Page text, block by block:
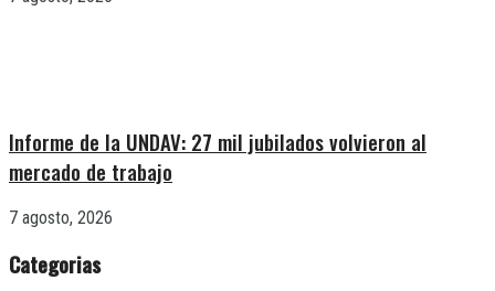
Informe de la UNDAV: 27 mil jubilados volvieron al
mercado de trabajo
7 agosto, 2026
Categorias